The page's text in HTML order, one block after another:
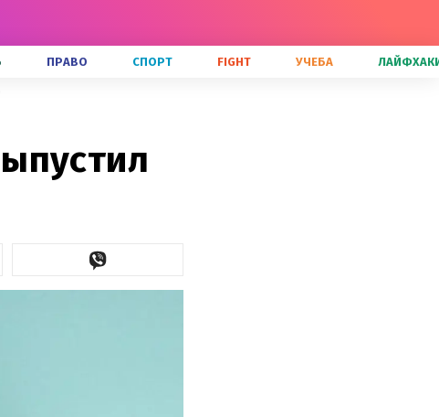
ПРАВО СПОРТ FIGHT УЧЕБА